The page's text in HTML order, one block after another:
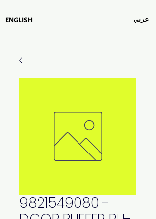
عربي ENGLISH
9821549080 -